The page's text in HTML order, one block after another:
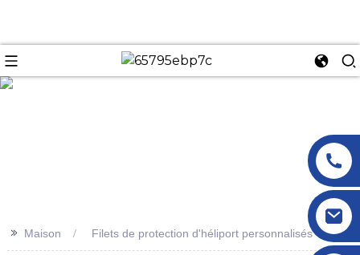
>> Maison Filets de protection d'héliport personnalisés